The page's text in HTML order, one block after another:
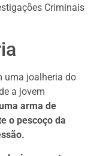
Criminais
uma joalheria do
a jovem
arma de
o pescoço da